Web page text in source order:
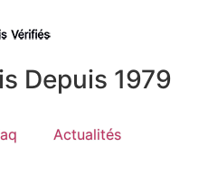
Depuis 1979
Actualités